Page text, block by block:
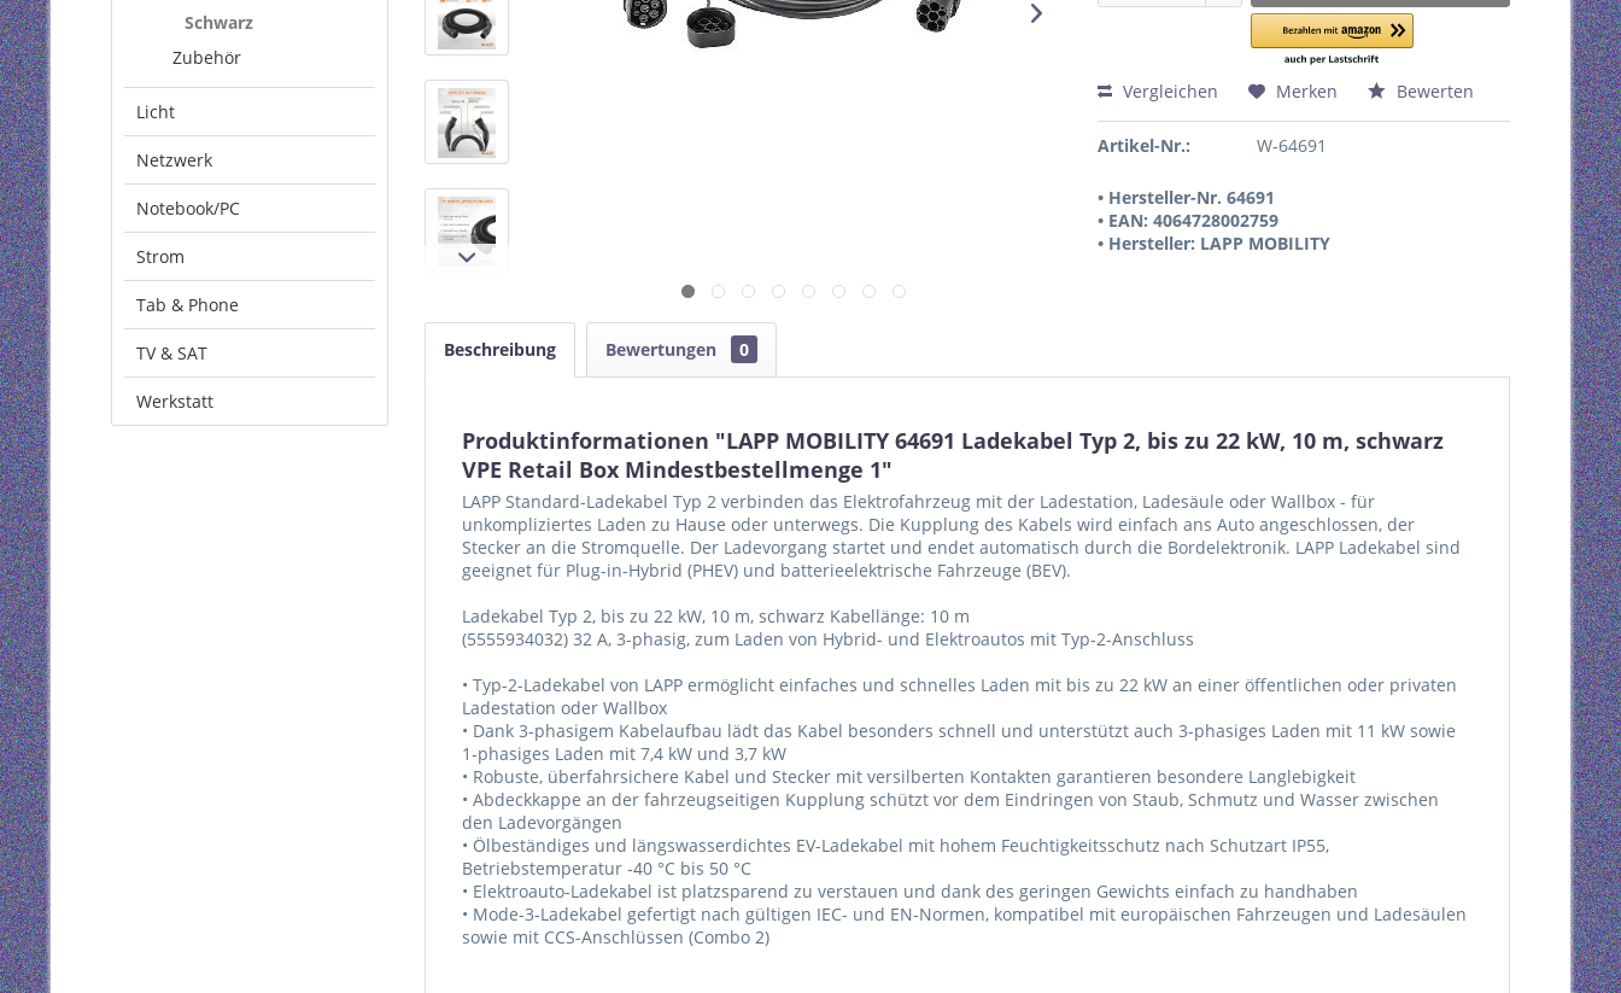
Schwarz
Zubehör
Licht
Netzwerk
Notebook/PC
Strom
Tab & Phone
TV & SAT
Werkstatt
Vergleichen Merken Bewerten
Artikel-Nr.: W-64691
• Hersteller-Nr. 64691
• EAN: 4064728002759
• Hersteller: LAPP MOBILITY
Beschreibung Bewertungen 0
Produktinformationen "LAPP MOBILITY 64691 Ladekabel Typ 2, bis zu 22 kW, 10 m, schwarz
VPE Retail Box Mindestbestellmenge 1"
LAPP Standard-Ladekabel Typ 2 verbinden das Elektrofahrzeug mit der Ladestation, Ladesäule oder Wallbox - für
unkompliziertes Laden zu Hause oder unterwegs. Die Kupplung des Kabels wird einfach ans Auto angeschlossen, der
Stecker an die Stromquelle. Der Ladevorgang startet und endet automatisch durch die Bordelektronik. LAPP Ladekabel sind
geeignet für Plug-in-Hybrid (PHEV) und batterieelektrische Fahrzeuge (BEV).
Ladekabel Typ 2, bis zu 22 kW, 10 m, schwarz Kabellänge: 10 m
(5555934032) 32 A, 3-phasig, zum Laden von Hybrid- und Elektroautos mit Typ-2-Anschluss
• Typ-2-Ladekabel von LAPP ermöglicht einfaches und schnelles Laden mit bis zu 22 kW an einer öffentlichen oder privaten
Ladestation oder Wallbox
• Dank 3-phasigem Kabelaufbau lädt das Kabel besonders schnell und unterstützt auch 3-phasiges Laden mit 11 kW sowie
1-phasiges Laden mit 7,4 kW und 3,7 kW
• Robuste, überfahrsichere Kabel und Stecker mit versilberten Kontakten garantieren besondere Langlebigkeit
• Abdeckkappe an der fahrzeugseitigen Kupplung schützt vor dem Eindringen von Staub, Schmutz und Wasser zwischen
den Ladevorgängen
• Ölbeständiges und längswasserdichtes EV-Ladekabel mit hohem Feuchtigkeitsschutz nach Schutzart IP55,
Betriebstemperatur -40 °C bis 50 °C
• Elektroauto-Ladekabel ist platzsparend zu verstauen und dank des geringen Gewichts einfach zu handhaben
• Mode-3-Ladekabel gefertigt nach gültigen IEC- und EN-Normen, kompatibel mit europäischen Fahrzeugen und Ladesäulen
sowie mit CCS-Anschlüssen (Combo 2)